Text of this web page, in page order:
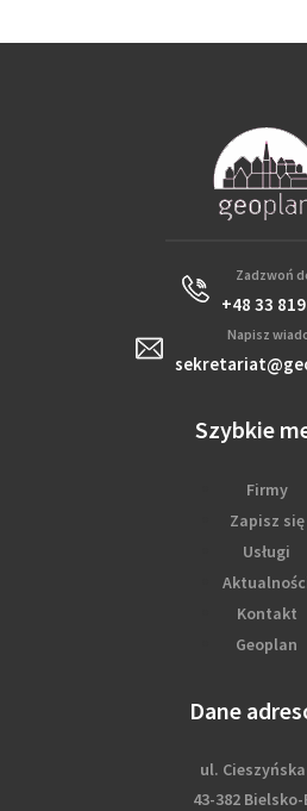
Zadzwoń
+48 33
Napisz
Szybkie
Firmy
Zapisz się
Usługi
Kontakt
Geoplan
Dane
ul. Cieszyńska
43-382 Bielsko-